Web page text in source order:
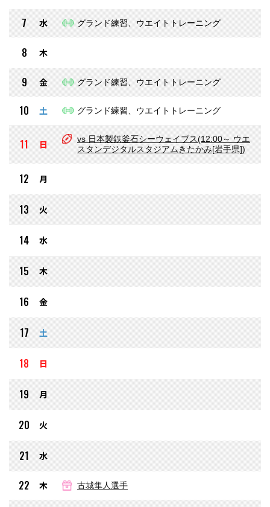
7 水 グランド練習、ウエイトトレーニング
8 木
9 金 グランド練習、ウエイトトレーニング
10 土 グランド練習、ウエイトトレーニング
11 日
vs 日本製鉄釜石シーウェイブス(12:00～ ウエ
スタンデジタルスタジアムきたかみ[岩手県])
12 月
13 火
14 水
15 木
16 金
17 土
18 日
19 月
20 火
21 水
22 木 古城隼人選手